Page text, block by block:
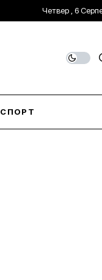
Четвер , 6
СПОРТ